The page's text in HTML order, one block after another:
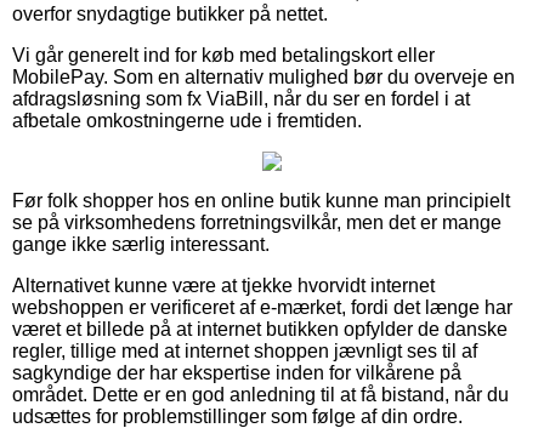
overfor snydagtige butikker på nettet.
Vi går generelt ind for køb med betalingskort eller
MobilePay. Som en alternativ mulighed bør du overveje en
afdragsløsning som fx ViaBill, når du ser en fordel i at
afbetale omkostningerne ude i fremtiden.
Før folk shopper hos en online butik kunne man principielt
se på virksomhedens forretningsvilkår, men det er mange
gange ikke særlig interessant.
Alternativet kunne være at tjekke hvorvidt internet
webshoppen er verificeret af e-mærket, fordi det længe har
været et billede på at internet butikken opfylder de danske
regler, tillige med at internet shoppen jævnligt ses til af
sagkyndige der har ekspertise inden for vilkårene på
området. Dette er en god anledning til at få bistand, når du
udsættes for problemstillinger som følge af din ordre.